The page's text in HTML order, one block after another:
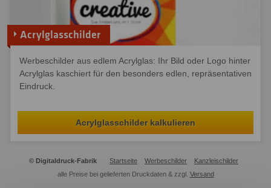
Acrylglasschilder
Werbeschilder aus edlem Acrylglas: Ihr Bild oder Logo hinter
Acrylglas kaschiert für den besonders edlen, repräsentativen
Eindruck.
Acrylglasschilder kalkulieren
© Digitaldruck-Fabrik Startseite Werbeschilder
Kanzleischilder
alle Preise bei gelieferten Druckdaten & zzgl. Versand